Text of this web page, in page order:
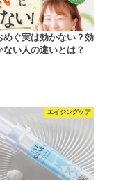
めぐ実は効かない？効
ない人の違いとは？
エイジングケア